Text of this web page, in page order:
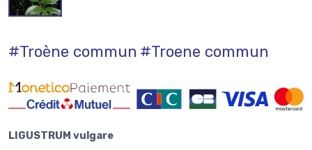
#Troène commun #Troene commun
LIGUSTRUM vulgare